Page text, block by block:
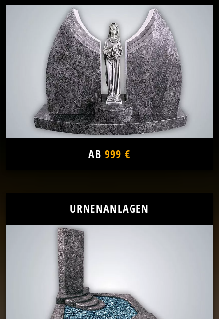
AB 999 €
URNENANLAGEN